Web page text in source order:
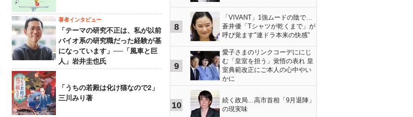
著者インタビュー
「テーマの研究不正は、私が以前
バイオ系の研究職だった経験が基
になっています」──「風車と巨
人」岩井圭也氏
「うちの若殿は化け猫なので2」
三川みり著
8
「VIVANT」1強ムードの陰で…
蒼井優「Tシャツが乾くまで」が
呼び覚ます"連ドラ本来の快感"
9
愛子さまのリンクコーデににじ
む「皇室を担う」覚悟の表れ 皇
室典範改正にご本人の心中やい
かに
10
続く政局…高市首相「9月退陣」
の現実味